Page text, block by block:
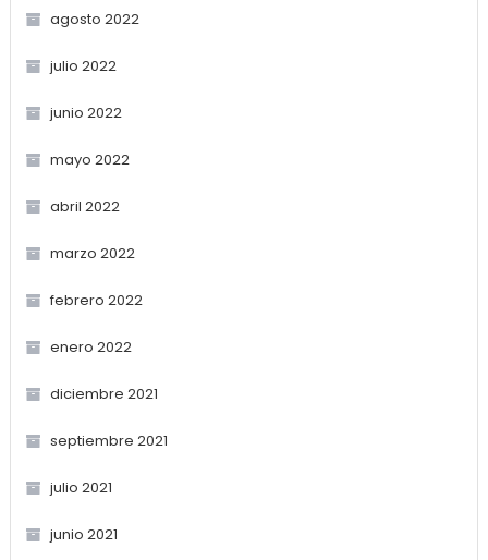
agosto 2022
julio 2022
junio 2022
mayo 2022
abril 2022
marzo 2022
febrero 2022
enero 2022
diciembre 2021
septiembre 2021
julio 2021
junio 2021